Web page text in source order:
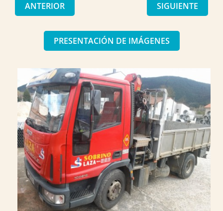
ANTERIOR SIGUIENTE
PRESENTACIÓN DE IMÁGENES